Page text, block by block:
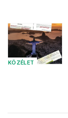
KÖZÉLET